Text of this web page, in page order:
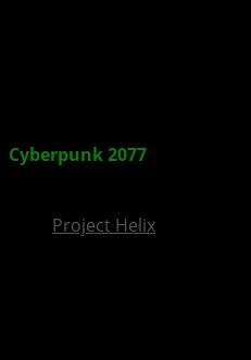
Cyberpunk 2077
Project Helix